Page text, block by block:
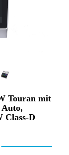
Touran mit
Class-D